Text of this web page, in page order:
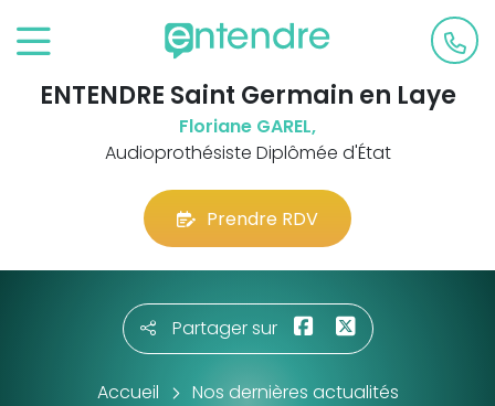
ENTENDRE Saint Germain en Laye
Floriane GAREL,
Audioprothésiste Diplômée d'État
Prendre RDV
Partager sur
Accueil Nos dernières actualités